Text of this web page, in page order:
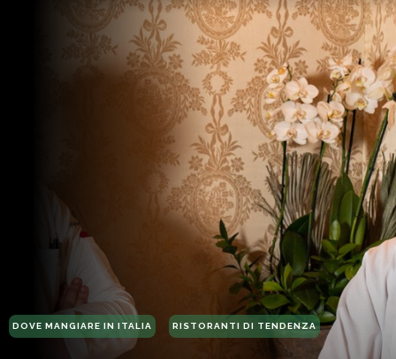
DOVE MANGIARE IN ITALIA RISTORANTI DI TENDENZA